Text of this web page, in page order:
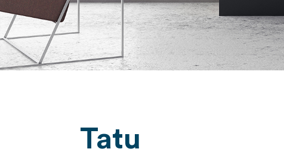
Tatu